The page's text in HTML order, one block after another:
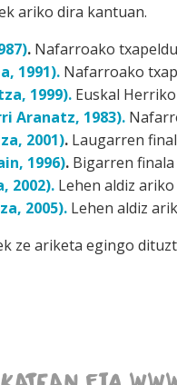
ariko dira kantuan.
. Nafarroako
1991). Nafarroako
1999). Euskal
Aranatz, 1983).
2001). Laugarren
1996). Bigarren
2002). Lehen aldiz
2005). Lehen aldiz
ze ariketa egingo